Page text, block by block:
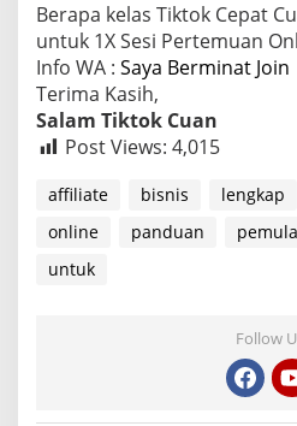
Berapa kelas Tiktok Cepat
untuk 1X Sesi Pertemuan
Info WA : Saya Berminat Join
Terima Kasih,
Salam Tiktok Cuan
Post Views: 4,015
affiliate bisnis lengkap
online
panduan pemula
untuk
Follow